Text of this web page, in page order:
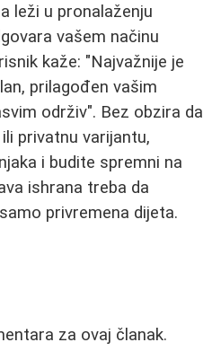
leži u pronalaženju
vašem načinu
kaže: "Najvažnije je
prilagođen vašim
održiv". Bez obzira da
privatnu varijantu,
i budite spremni na
ishrana treba da
privremena dijeta.
za ovaj članak.